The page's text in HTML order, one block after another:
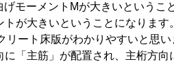
モーメントMが大きいというこ
が大きいということになります。
ート床版がわかりやすいと思
「主筋」が配置され、主桁方向